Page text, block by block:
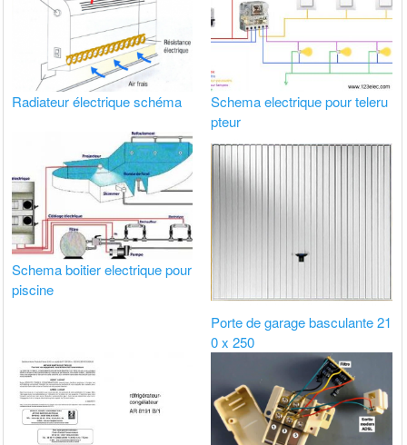
Radiateur électrique schéma
Schema electrique pour teleru
pteur
Schema boitier electrique pour
piscine
Porte de garage basculante 21
0 x 250